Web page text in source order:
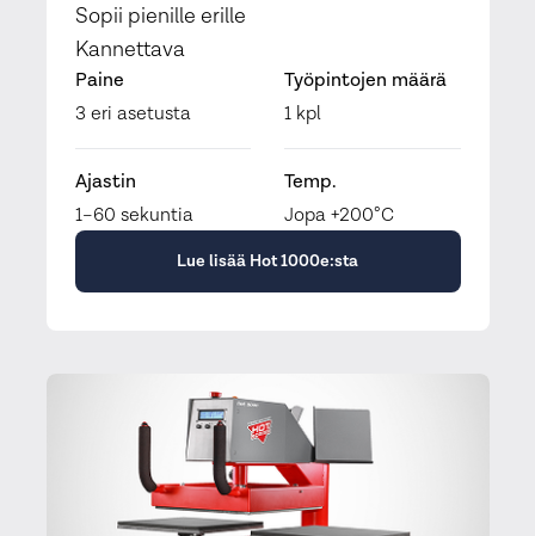
Sopii pienille erille
Kannettava
Paine
3 eri asetusta
Työpintojen määrä
1 kpl
Ajastin
1–60 sekuntia
Temp.
Jopa +200°C
Lue lisää Hot 1000e:sta